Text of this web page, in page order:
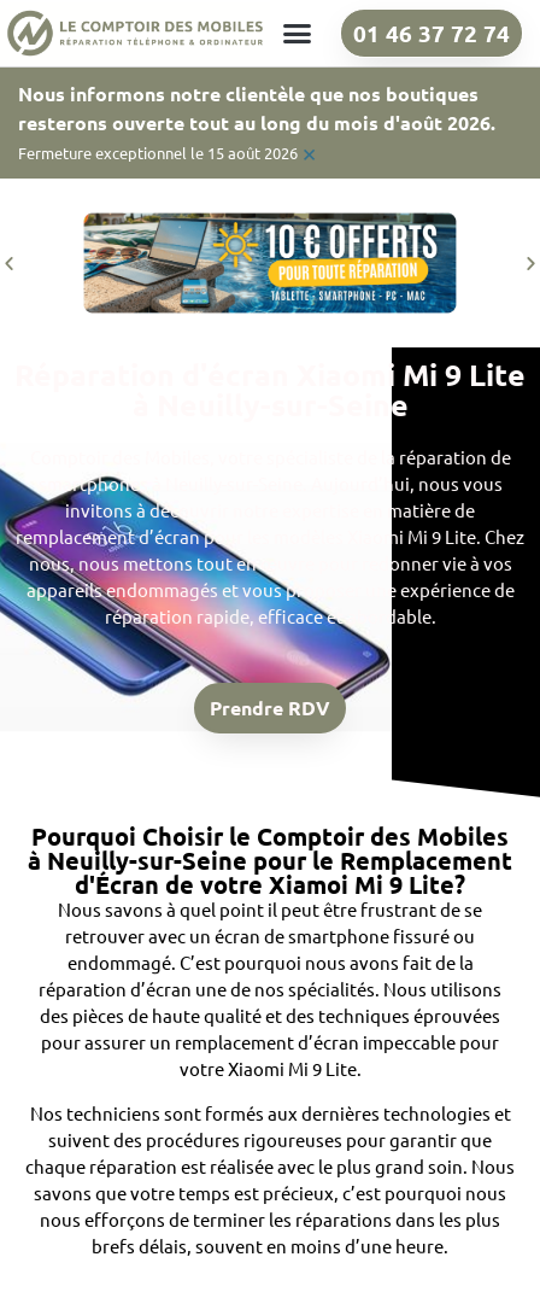
01 46 37 72 74
Nous informons notre clientèle que nos boutiques
resterons ouverte tout au long du mois d'août 2026.
Fermeture exceptionnel le 15 août 2026 ×
Réparation d'écran Xiaomi Mi 9 Lite
à Neuilly-sur-Seine
Comptoir des Mobiles, votre spécialiste de la réparation de
smartphones à Neuilly-sur-Seine. Aujourd’hui, nous vous
invitons à découvrir notre expertise en matière de
remplacement d’écran pour les modèles Xiaomi Mi 9 Lite. Chez
nous, nous mettons tout en œuvre pour redonner vie à vos
appareils endommagés et vous proposer une expérience de
réparation rapide, efficace et abordable.
Prendre RDV
Pourquoi Choisir le Comptoir des Mobiles
à Neuilly-sur-Seine pour le Remplacement
d'Écran de votre Xiamoi Mi 9 Lite?
Nous savons à quel point il peut être frustrant de se
retrouver avec un écran de smartphone fissuré ou
endommagé. C’est pourquoi nous avons fait de la
réparation d’écran une de nos spécialités. Nous utilisons
des pièces de haute qualité et des techniques éprouvées
pour assurer un remplacement d’écran impeccable pour
votre Xiaomi Mi 9 Lite.
Nos techniciens sont formés aux dernières technologies et
suivent des procédures rigoureuses pour garantir que
chaque réparation est réalisée avec le plus grand soin. Nous
savons que votre temps est précieux, c’est pourquoi nous
nous efforçons de terminer les réparations dans les plus
brefs délais, souvent en moins d’une heure.